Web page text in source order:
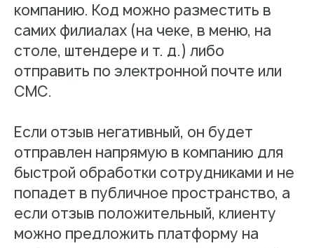
компанию. Код можно разместить в
самих филиалах (на чеке, в меню, на
столе, штендере и т. д.) либо
отправить по электронной почте или
СМС.
Если отзыв негативный, он будет
отправлен напрямую в компанию для
быстрой обработки сотрудниками и не
попадет в публичное пространство, а
если отзыв положительный, клиенту
можно предложить платформу на